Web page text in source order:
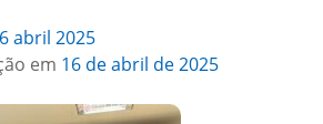
abril 2025
em 16 de abril de 2025